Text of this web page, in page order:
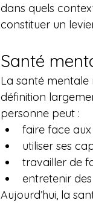
dans quels
constituer un
Santé
La santé mentale
définition
personne peut :
faire face
utiliser ses
travailler de
entretenir
Aujourd’hui, la